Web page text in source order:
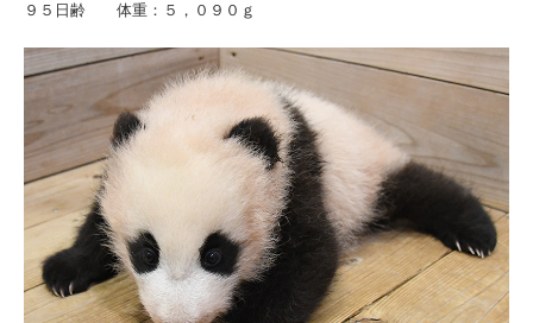
９５日齢 体重：５，０９０ｇ